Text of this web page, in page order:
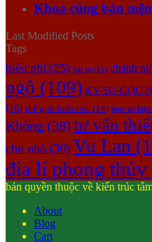
Khoa cúng bản
Last Modified Posts
Tags
biểu phí (25) bát tự(11) chánh
ngộ (109) KY-SU-GOC-
(16) thế giới kiến trúc (14) thực tại hiện
Không (38) tư vấn
cho nhà (30) Vu Lan
địa lí phong thủy
bản quyền thuộc về kiến trúc
About
Blog
Cart